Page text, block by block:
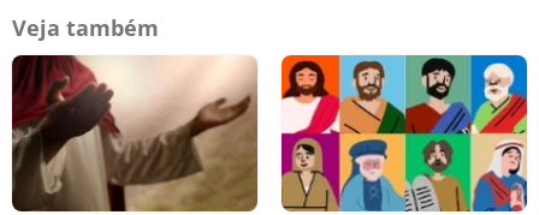
Veja também